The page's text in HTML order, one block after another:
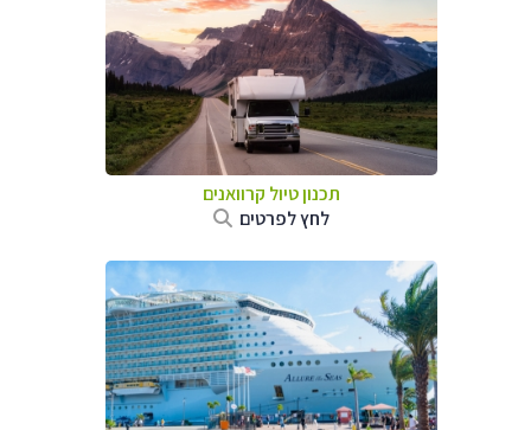
תכנון טיול קרוואנים
לחץ לפרטים